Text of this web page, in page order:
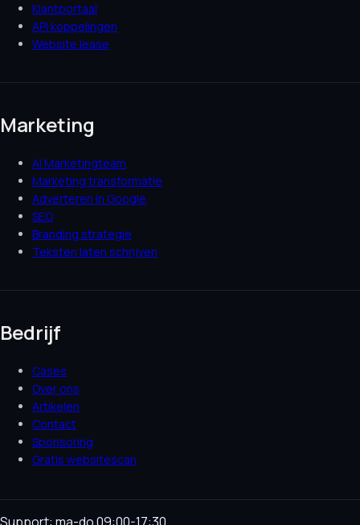
Klantportaal
API koppelingen
Website lease
Marketing
AI Marketingteam
Marketing transformatie
Adverteren in Google
SEO
Branding strategie
Teksten laten schrijven
Bedrijf
Cases
Over ons
Artikelen
Contact
Sponsoring
Gratis websitescan